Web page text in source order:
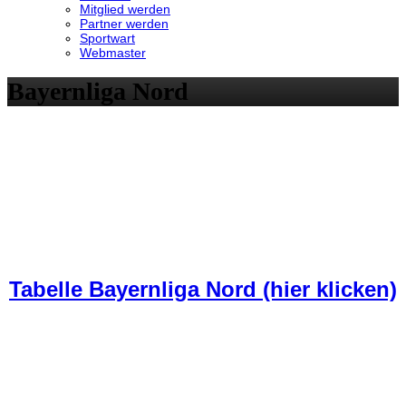
Mitglied werden
Partner werden
Sportwart
Webmaster
Bayernliga Nord
Tabelle Bayernliga Nord (hier klicken)